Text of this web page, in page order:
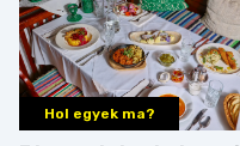
Hol egyek ma?